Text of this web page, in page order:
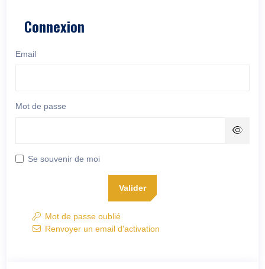
Connexion
Email
Mot de passe
Se souvenir de moi
Valider
Mot de passe oublié
Renvoyer un email d'activation